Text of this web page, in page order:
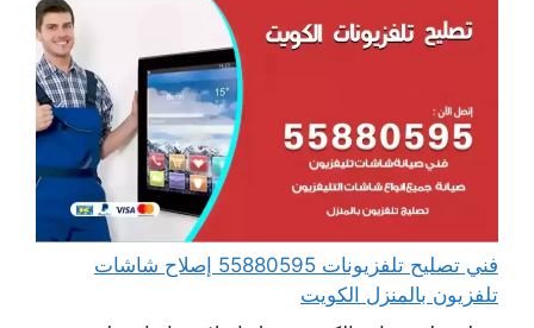
فني تصليح تلفزيونات 55880595 إصلاح شاشات
تلفزيون بالمنزل الكويت